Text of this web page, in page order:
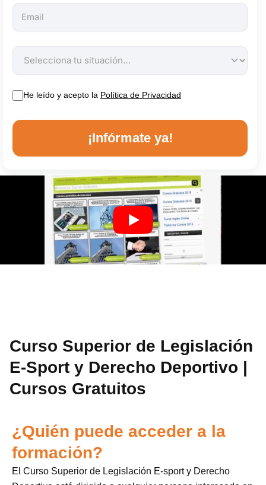
He leído y acepto la Política de Privacidad
¡Infórmate ya!
Curso Superior de Legislación
E-Sport y Derecho Deportivo |
Cursos Gratuitos
¿Quién puede acceder a la
formación?
El Curso Superior de Legislación E-sport y Derecho